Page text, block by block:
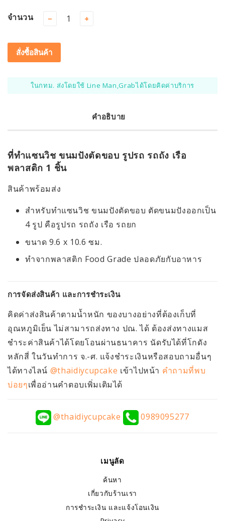
จำนวน − +
สั่งซื้อสินค้า
ในกทม. ส่งโดยใช้ Line Man,Grabได้โดยคิดค่าบริการ
คำอธิบาย
ที่ทำแซนวิช ขนมปังตัดขอบ รูปรถ รถถัง เรือ
พลาสติก 1 ชิ้น
สินค้าพร้อมส่ง
สำหรับทำแซนวิช ขนมปังตัดขอบ ตัดขนมปังออกเป็น
4 รูป คือรูปรถ รถถัง เรือ รถยก
ขนาด 9.6 x 10.6 ซม.
ทำจากพลาสติก Food Grade ปลอดภัยกับอาหาร
การจัดส่งสินค้า และการชำระเงิน
คิดค่าส่งสินค้าตามน้ำหนัก ของบางอย่างที่ต้องเก็บที่
อุณหภูมิเย็น ไม่สามารถส่งทาง ปณ. ได้ ต้องส่งทางแมส
ชำระค่าสินค้าได้โดยโอนผ่านธนาคาร นัดรับได้ที่โกดัง
หลักสี่ ในวันทำการ จ.-ศ. แจ้งชำระเงินหรือสอบถามอื่นๆ
ได้ทางไลน์ @thaidiycupcake เข้าไปหน้า คำถามที่พบ
บ่อยๆเพื่ออ่านคำตอบเพิ่มเติมได้
@thaidiycupcake 0989095277
เมนูลัด
ค้นหา
เกี่ยวกับร้านเรา
การชำระเงิน และแจ้งโอนเงิน